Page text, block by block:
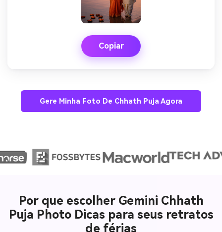
Copiar
Gere Minha Foto De Chhath Puja Agora
Por que escolher Gemini Chhath
Puja Photo Dicas para seus retratos
de férias